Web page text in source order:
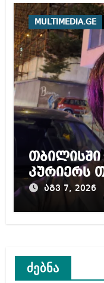
MULTIMEDIA.GE
კურიერს
აგვ 7, 2026
ძებნა